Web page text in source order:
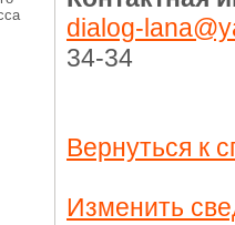
dialog-
34-34
Вернуться к
Изменить